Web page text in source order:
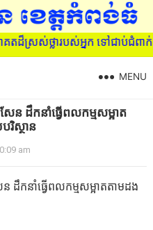
ារបស់អ្នក ទៅជាប់ជំពាក់នឹ
MENU
សែន ដឹកនាំធ្វើពលកម្មសម្អាត
រិស្ថាន
am
ន ដឹកនាំធ្វើពលកម្មសម្អាតតាមដង